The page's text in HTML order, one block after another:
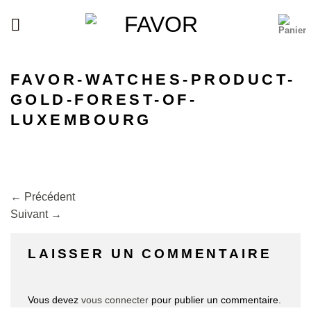
FAVOR-WATCHES-PRODUCT-
GOLD-FOREST-OF-
LUXEMBOURG
← Précédent
Suivant →
LAISSER UN COMMENTAIRE
Vous devez vous connecter pour publier un commentaire.